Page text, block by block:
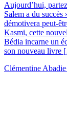
Aujourd’hui,
Salem a du
démotivera peut-
Kasmi, cette
Bédia incarne un
son nouveau
Clémentine Abadie